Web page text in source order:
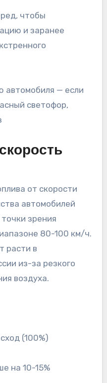
и заранее
светофор,
от скорости
автомобилей
зрения
80-100 км/ч.
расти в
из-за резкого
воздуха.
(100%)
на 10-15%